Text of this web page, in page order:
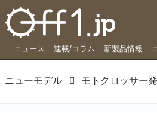
ニュース 連載/コラム 新製品情報
ニューモデル